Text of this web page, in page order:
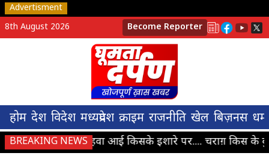
Advertisment
8th August 2026
Become Reporter
होम देश विदेश मध्यप्रदेश क्राइम राजनीति खेल बिज़नस धर्म
BREAKING NEWS
सवाल ये है हवा आई किसके इशारे पर.... चराग़ किस के बुझे ये